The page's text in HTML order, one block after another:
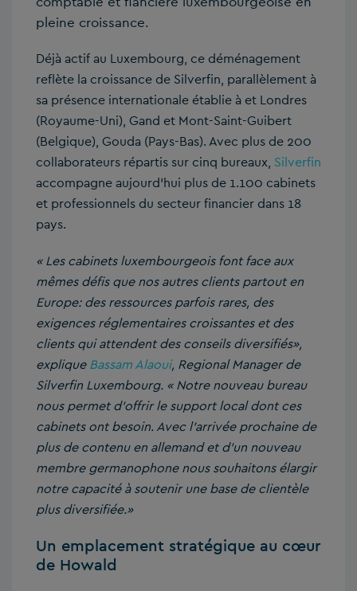
pleine croissance.
Déjà actif au Luxembourg, ce déménagement
reflète la croissance de Silverfin, parallèlement à
sa présence internationale établie à et Londres
(Royaume-Uni), Gand et Mont-Saint-Guibert
(Belgique), Gouda (Pays-Bas). Avec plus de 200
collaborateurs répartis sur cinq bureaux, Silverfin
accompagne aujourd’hui plus de 1.100 cabinets
et professionnels du secteur financier dans 18
pays.
« Les cabinets luxembourgeois font face aux
mêmes défis que nos autres clients partout en
Europe: des ressources parfois rares, des
exigences réglementaires croissantes et des
clients qui attendent des conseils diversifiés»,
expliqueBassam Alaoui, Regional Manager de
Silverfin Luxembourg. « Notre nouveau bureau
nous permet d’offrir le support local dont ces
cabinets ont besoin. Avec l’arrivée prochaine de
plus de contenu en allemand et d’un nouveau
membre germanophone nous souhaitons élargir
notre capacité à soutenir une base de clientèle
plus diversifiée.»
Un emplacement stratégique au cœur
de Howald